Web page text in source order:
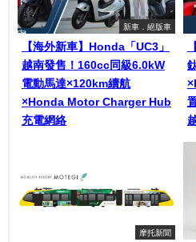
新車．絕版車
【海外新車】Honda「UC3」
越南發售！160cc同級6.0kW
電動馬達×120km續航
×Honda Motor Charger Hub
充電網絡
摩托新聞